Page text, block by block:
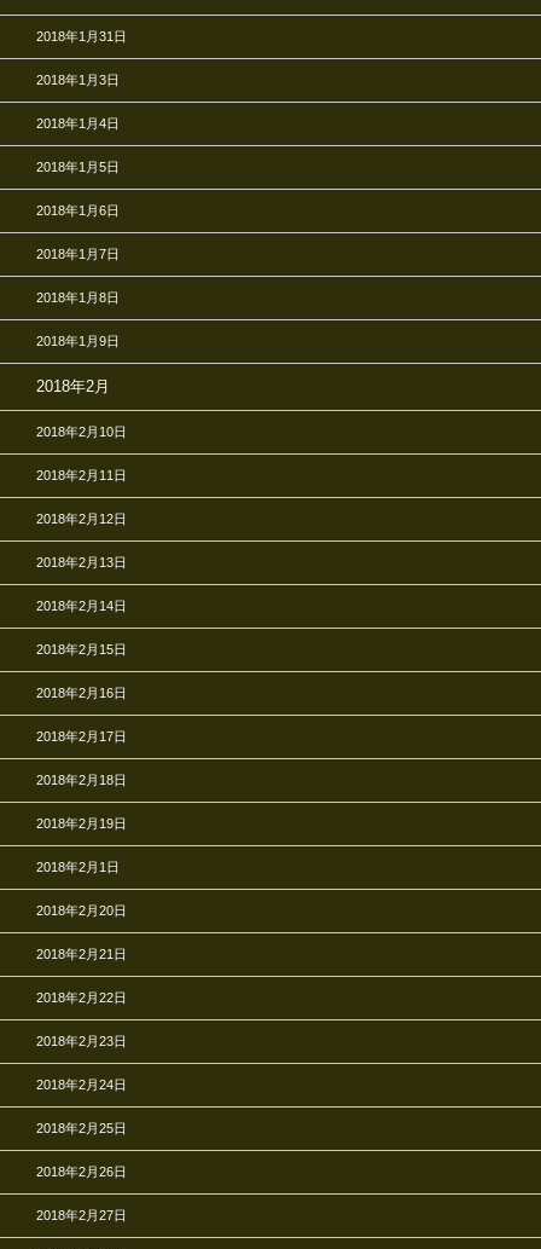
2018年1月31日
2018年1月3日
2018年1月4日
2018年1月5日
2018年1月6日
2018年1月7日
2018年1月8日
2018年1月9日
2018年2月
2018年2月10日
2018年2月11日
2018年2月12日
2018年2月13日
2018年2月14日
2018年2月15日
2018年2月16日
2018年2月17日
2018年2月18日
2018年2月19日
2018年2月1日
2018年2月20日
2018年2月21日
2018年2月22日
2018年2月23日
2018年2月24日
2018年2月25日
2018年2月26日
2018年2月27日